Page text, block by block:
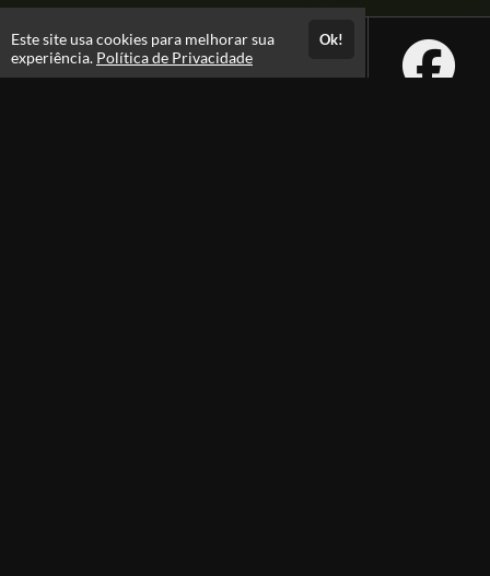
Este site usa cookies para melhorar sua
experiência. Política de Privacidade
Ok!